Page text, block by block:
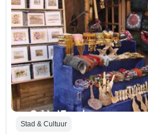
Stad & Cultuur